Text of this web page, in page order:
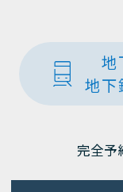
地
地下
完全予